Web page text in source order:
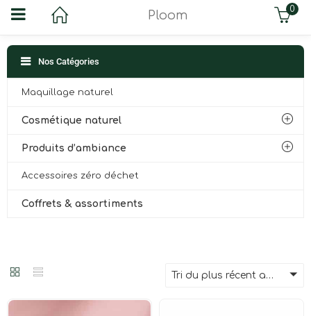
Ploom 0
Nos Catégories
Maquillage naturel
Cosmétique naturel
Produits d’ambiance
Accessoires zéro déchet
Coffrets & assortiments
Tri du plus récent au plus ancien